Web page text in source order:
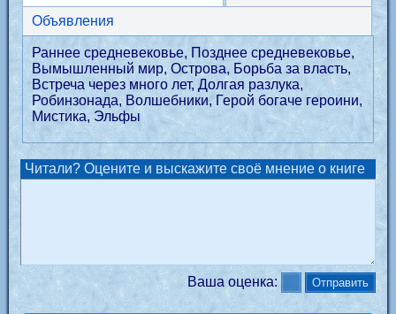
Объявления
Раннее средневековье, Позднее средневековье,
Вымышленный мир, Острова, Борьба за власть,
Встреча через много лет, Долгая разлука,
Робинзонада, Волшебники, Герой богаче героини,
Мистика, Эльфы
Читали? Оцените и выскажите своё мнение о книге
Ваша оценка: